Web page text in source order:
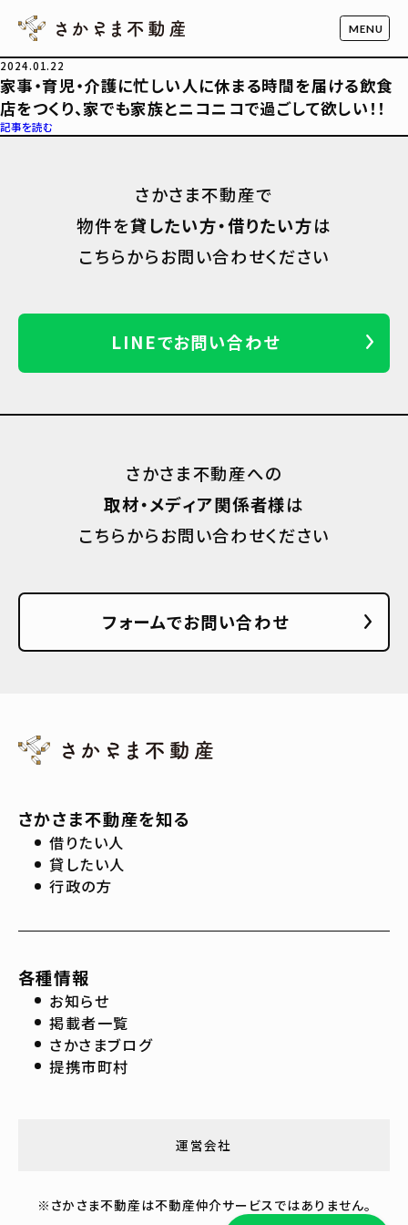
2024.01.22
家事・育児・介護に忙しい人に休まる時間を届ける飲食
店をつくり、家でも家族とニコニコで過ごして欲しい！！
記事を読む
さかさま不動産で
物件を貸したい方・借りたい方は
こちらからお問い合わせください
LINEでお問い合わせ
さかさま不動産への
取材・メディア関係者様は
こちらからお問い合わせください
フォームでお問い合わせ
さかさま不動産を知る
借りたい人
貸したい人
行政の方
各種情報
お知らせ
掲載者一覧
さかさまブログ
提携市町村
運営会社
※さかさま不動産は不動産仲介サービスではありません。